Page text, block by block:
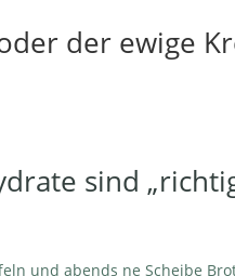
der ewige
sind
und abends ne Scheibe